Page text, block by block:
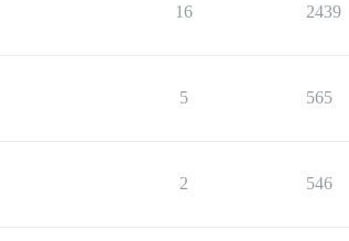
16 2439
5 565
2 546